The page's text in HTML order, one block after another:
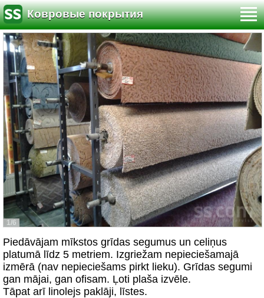
Ковровые покрытия
1/6
Piedāvājam mīkstos grīdas segumus un celiņus
platumā līdz 5 metriem. Izgriežam nepieciešamajā
izmērā (nav nepieciešams pirkt lieku). Grīdas segumi
gan mājai, gan ofisam. Ļoti plaša izvēle.
Tāpat arī linolejs paklāji, līstes.